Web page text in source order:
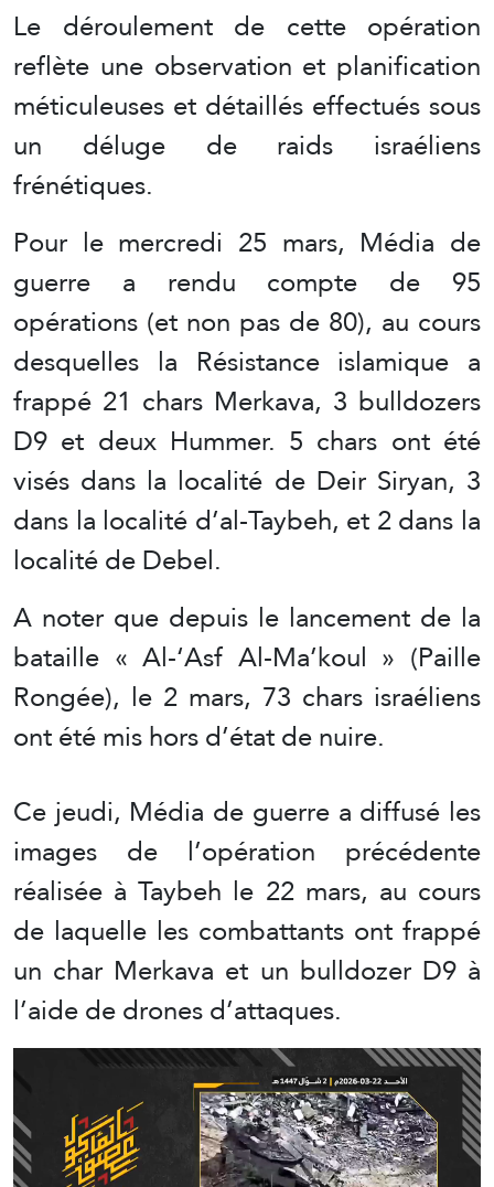
Le déroulement de cette opération
reflète une observation et planification
méticuleuses et détaillés effectués sous
un déluge de raids israéliens
frénétiques.
Pour le mercredi 25 mars, Média de
guerre a rendu compte de 95
opérations (et non pas de 80), au cours
desquelles la Résistance islamique a
frappé 21 chars Merkava, 3 bulldozers
D9 et deux Hummer. 5 chars ont été
visés dans la localité de Deir Siryan, 3
dans la localité d’al-Taybeh, et 2 dans la
localité de Debel.
A noter que depuis le lancement de la
bataille « Al-‘Asf Al-Ma’koul » (Paille
Rongée), le 2 mars, 73 chars israéliens
ont été mis hors d’état de nuire.
Ce jeudi, Média de guerre a diffusé les
images de l’opération précédente
réalisée à Taybeh le 22 mars, au cours
de laquelle les combattants ont frappé
un char Merkava et un bulldozer D9 à
l’aide de drones d’attaques.